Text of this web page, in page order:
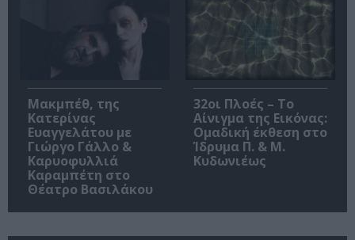
Μακμπέθ, της
Κατερίνας
Ευαγγελάτου με
Γιώργο Γάλλο &
Καρυοφυλλιά
Καραμπέτη στο
Θέατρο Βασιλάκου
32οι Πλοές – Το
Αίνιγμα της Εικόνας:
Ομαδική έκθεση στο
Ίδρυμα Π. & Μ.
Κυδωνιέως